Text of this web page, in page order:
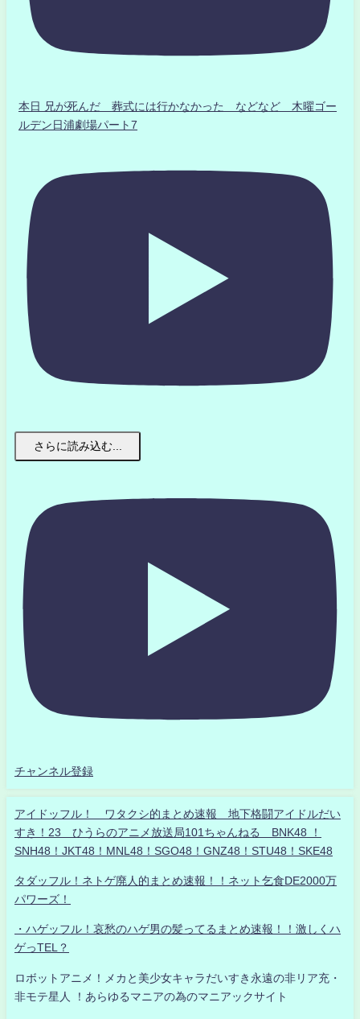
本日 兄が死んだ 葬式には行かなかった などなど 木曜ゴー
ルデン日浦劇場パート7
さらに読み込む...
チャンネル登録
アイドッフル！ ワタクシ的まとめ速報 地下格闘アイドルだい
すき！23 ひうらのアニメ放送局101ちゃんねる BNK48 ！
SNH48！JKT48！MNL48！SGO48！GNZ48！STU48！SKE48
タダッフル！ネトゲ廃人的まとめ速報！！ネット乞食DE2000万
パワーズ！
・ハゲッフル！哀愁のハゲ男の髪ってるまとめ速報！！激しくハ
ゲっTEL？
ロボットアニメ！メカと美少女キャラだいすき永遠の非リア充・
非モテ星人 ！あらゆるマニアの為のマニアックサイト